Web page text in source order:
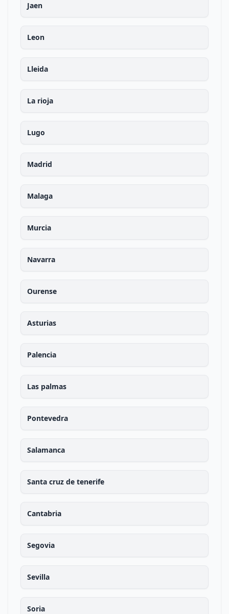
Jaen
Leon
Lleida
La rioja
Lugo
Madrid
Malaga
Murcia
Navarra
Ourense
Asturias
Palencia
Las palmas
Pontevedra
Salamanca
Santa cruz de tenerife
Cantabria
Segovia
Sevilla
Soria